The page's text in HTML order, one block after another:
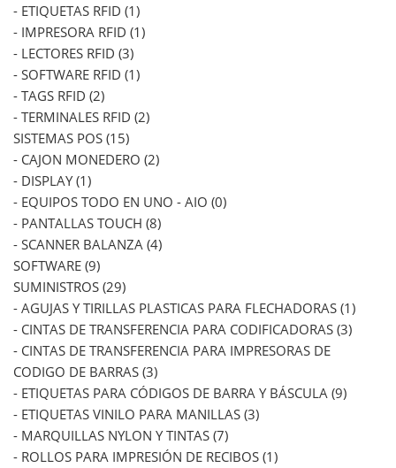
- ETIQUETAS RFID (1)
- IMPRESORA RFID (1)
- LECTORES RFID (3)
- SOFTWARE RFID (1)
- TAGS RFID (2)
- TERMINALES RFID (2)
SISTEMAS POS (15)
- CAJON MONEDERO (2)
- DISPLAY (1)
- EQUIPOS TODO EN UNO - AIO (0)
- PANTALLAS TOUCH (8)
- SCANNER BALANZA (4)
SOFTWARE (9)
SUMINISTROS (29)
- AGUJAS Y TIRILLAS PLASTICAS PARA FLECHADORAS (1)
- CINTAS DE TRANSFERENCIA PARA CODIFICADORAS (3)
- CINTAS DE TRANSFERENCIA PARA IMPRESORAS DE
CODIGO DE BARRAS (3)
- ETIQUETAS PARA CÓDIGOS DE BARRA Y BÁSCULA (9)
- ETIQUETAS VINILO PARA MANILLAS (3)
- MARQUILLAS NYLON Y TINTAS (7)
- ROLLOS PARA IMPRESIÓN DE RECIBOS (1)